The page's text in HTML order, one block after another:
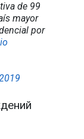
de 99
mayor
por